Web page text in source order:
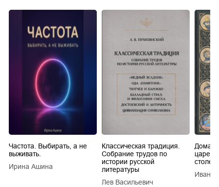
Частота. Выбирать, а не
выживать.
Ирина Ашина
Классическая традиция.
Собрание трудов по
истории русской
литературы
Лев Васильевич
царей
Иван